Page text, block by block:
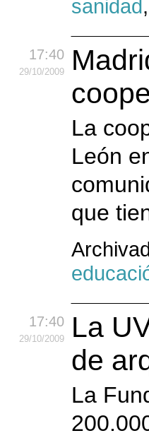
sanidad,
17:40
29/10/2009
La
León
que
17:40
29/10/2009
La
de
La